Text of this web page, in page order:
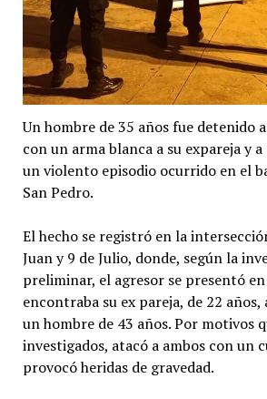
Un hombre de 35 años fue detenido
con un arma blanca a su expareja y
un violento episodio ocurrido en el
San Pedro.
El hecho se registró en la
Juan y 9 de Julio, donde, según la
preliminar, el agresor se presentó
encontraba su ex pareja, de 22
un hombre de 43 años. Por motivos
investigados, atacó a ambos con un
provocó heridas de gravedad.